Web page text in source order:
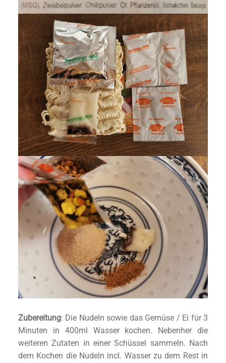
Zubereitung: Die Nudeln sowie das Gemüse / Ei für 3
Minuten in 400ml Wasser kochen. Nebenher die
weiteren Zutaten in einer Schüssel sammeln. Nach
dem Kochen die Nudeln incl. Wasser zu dem Rest in